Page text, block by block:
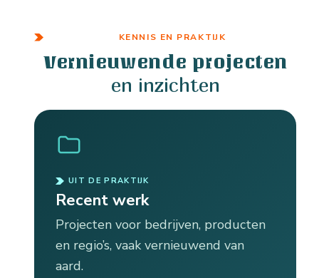
KENNIS EN PRAKTIJK
Vernieuwende projecten
en inzichten
UIT DE PRAKTIJK
Recent werk
Projecten voor bedrijven, producten
en regio’s, vaak vernieuwend van
aard.